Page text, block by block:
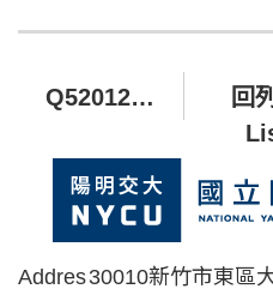
Q520120 無齡解鎖身心不老計畫
回
Addres30010新竹市東區